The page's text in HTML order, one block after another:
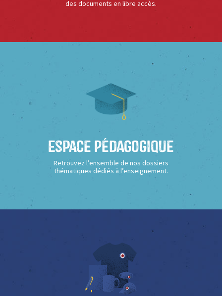
des documents en libre accès.
Espace Pédagogique
Retrouvez l’ensemble de nos dossiers
thématiques dédiés à l’enseignement.